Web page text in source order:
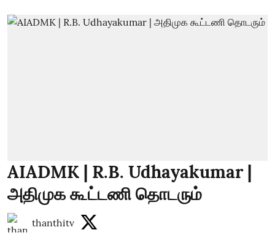
AIADMK | R.B. Udhayakumar |
அதிமுக கூட்டணி தொடரும்
thanthitv